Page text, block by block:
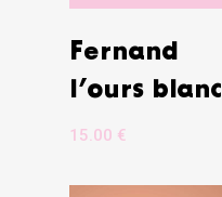
Fernand
l’ours blanc
15.00 €